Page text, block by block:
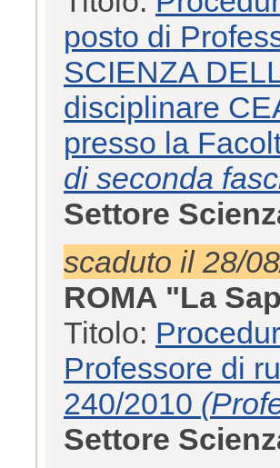
posto di
SCIENZA
disciplinare
presso la
di seconda
Settore
scaduto il 28/
ROMA "La
Titolo:
Professore di
240/2010
Settore